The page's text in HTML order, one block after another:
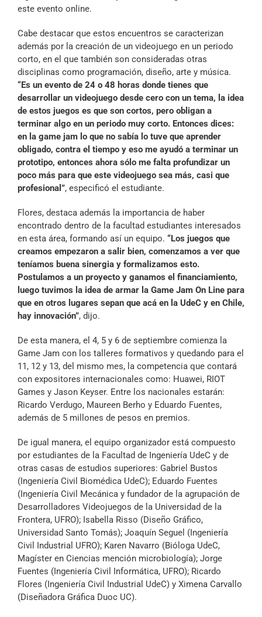
este evento online.
Cabe destacar que estos encuentros se caracterizan
además por la creación de un videojuego en un periodo
corto, en el que también son consideradas otras
disciplinas como programación, diseño, arte y música.
“Es un evento de 24 o 48 horas donde tienes que
desarrollar un videojuego desde cero con un tema, la idea
de estos juegos es que son cortos, pero obligan a
terminar algo en un periodo muy corto. Entonces dices:
en la game jam lo que no sabía lo tuve que aprender
obligado, contra el tiempo y eso me ayudó a terminar un
prototipo, entonces ahora sólo me falta profundizar un
poco más para que este videojuego sea más, casi que
profesional”, especificó el estudiante.
Flores, destaca además la importancia de haber
encontrado dentro de la facultad estudiantes interesados
en esta área, formando así un equipo. “Los juegos que
creamos empezaron a salir bien, comenzamos a ver que
teníamos buena sinergia y formalizamos esto.
Postulamos a un proyecto y ganamos el financiamiento,
luego tuvimos la idea de armar la Game Jam On Line para
que en otros lugares sepan que acá en la UdeC y en Chile,
hay innovación”, dijo.
De esta manera, el 4, 5 y 6 de septiembre comienza la
Game Jam con los talleres formativos y quedando para el
11, 12 y 13, del mismo mes, la competencia que contará
con expositores internacionales como: Huawei, RIOT
Games y Jason Keyser. Entre los nacionales estarán:
Ricardo Verdugo, Maureen Berho y Eduardo Fuentes,
además de 5 millones de pesos en premios.
De igual manera, el equipo organizador está compuesto
por estudiantes de la Facultad de Ingeniería UdeC y de
otras casas de estudios superiores: Gabriel Bustos
(Ingeniería Civil Biomédica UdeC); Eduardo Fuentes
(Ingeniería Civil Mecánica y fundador de la agrupación de
Desarrolladores Videojuegos de la Universidad de la
Frontera, UFRO); Isabella Risso (Diseño Gráfico,
Universidad Santo Tomás); Joaquín Seguel (Ingeniería
Civil Industrial UFRO); Karen Navarro (Bióloga UdeC,
Magíster en Ciencias mención microbiología); Jorge
Fuentes (Ingeniería Civil Informática, UFRO); Ricardo
Flores (Ingeniería Civil Industrial UdeC) y Ximena Carvallo
(Diseñadora Gráfica Duoc UC).